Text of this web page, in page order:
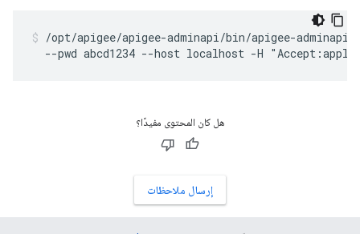
/opt/apigee/apigee-adminapi/bin/apigee-
--pwd abcd1234 --host localhost -H
هل كان المحتوى مفيدًا؟
إرسال ملاحظات